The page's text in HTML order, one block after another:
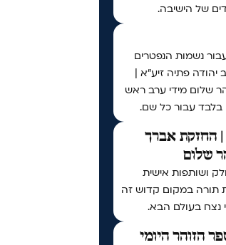
של הישיבה.
נשמות הנפטרים
פתיה זיע"א |
שלום מידי ערב ראש
| החזקת אברך
שלום
ושותפות אישית
תורה במקום קדוש זה
נצח בעולם הבא.
הזוהר היומי